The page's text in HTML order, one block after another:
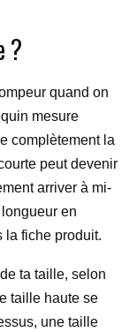
?
quand on
mesure
complètement la
peut devenir
arriver à mi-
longueur en
la fiche produit.
ta taille, selon
taille haute se
une taille